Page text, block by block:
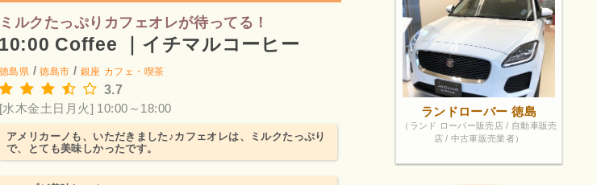
ミルクたっぷりカフェオレが待ってる！
10:00 Coffee ｜イチマルコーヒー
徳島県 /徳島市 / 銀座 カフェ・喫茶
3.7
[水木金土日月火] 10:00～18:00
アメリカーノも、いただきました♪カフェオレは、ミルクたっぷり
で、とても美味しかったです。
ランドローバー 徳島
（ランド ローバー販売店 / 自動車販売
店 / 中古車販売業者）